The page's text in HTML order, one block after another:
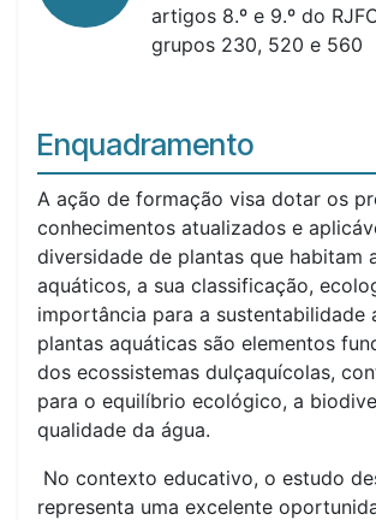
artigos 8.º e 9.º do
grupos 230, 520 e 560
Enquadramento
A ação de formação visa dotar os
conhecimentos atualizados e
diversidade de plantas que habitam
aquáticos, a sua classificação,
importância para a sustentabilidade
plantas aquáticas são elementos
dos ecossistemas dulçaquícolas,
para o equilíbrio ecológico, a
qualidade da água.
No contexto educativo, o estudo
representa uma excelente